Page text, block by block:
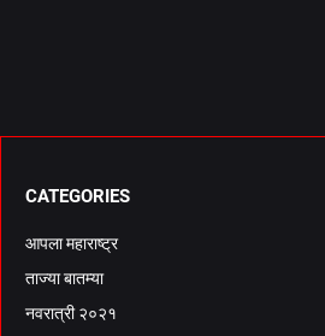
CATEGORIES
आपला महाराष्ट्र
ताज्या बातम्या
नवरात्री २०२१